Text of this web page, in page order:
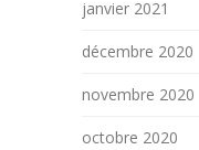
janvier 2021
décembre 2020
novembre 2020
octobre 2020